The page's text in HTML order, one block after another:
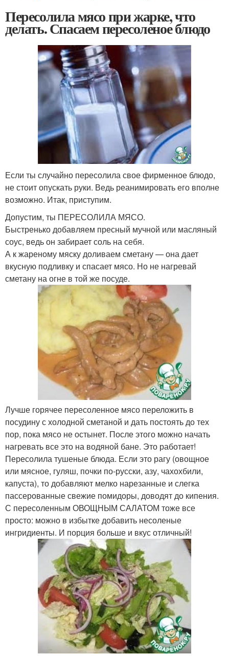
Пересолила мясо при жарке, что
делать. Спасаем пересоленое блюдо
Если ты случайно пересолила свое фирменное блюдо,
не стоит опускать руки. Ведь реанимировать его вполне
возможно. Итак, приступим.
Допустим, ты ПЕРЕСОЛИЛА МЯСО.
Быстренько добавляем пресный мучной или масляный
соус, ведь он забирает соль на себя.
А к жареному мяску доливаем сметану — она дает
вкусную подливку и спасает мясо. Но не нагревай
сметану на огне в той же посуде.
Лучше горячее пересоленное мясо переложить в
посудину с холодной сметаной и дать постоять до тех
пор, пока мясо не остынет. После этого можно начать
нагревать все это на водяной бане. Это работает!
Пересолила тушеные блюда. Если это рагу (овощное
или мясное, гуляш, почки по-русски, азу, чахохбили,
капуста), то добавляют мелко нарезанные и слегка
пассерованные свежие помидоры, доводят до кипения.
С пересоленным ОВОЩНЫМ САЛАТОМ тоже все
просто: можно в избытке добавить несоленые
ингридиенты. И порция больше и вкус отличный!